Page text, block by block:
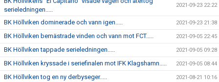
serieledningen.....
2021-09-23 22:22
BK Höllviken dominerade och vann igen..... 2021-09-23 21:38
BK Höllviken bemästrade vinden och vann mot FCT..... 2021-09-05 22:45
BK Höllviken tappade serieledningen..... 2021-09-05 09:28
BK Höllviken kryssade i seriefinalen mot IFK Klagshamn..... 2021-09-05 08:44
BK Höllviken tog en ny derbyseger..... 2021-08-21 10:16